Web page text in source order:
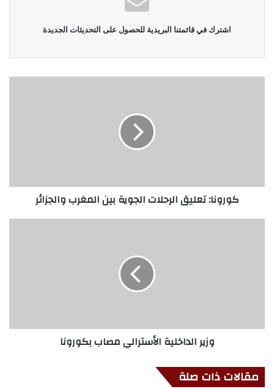
اشترك في قائمتنا البريدية للحصول على التحديثات الجديدة
كورونا: تعليق الرحلات الجوية بين المغرب والجزائر
وزير الداخلية الأسترالي مصاب بكورونا
مقالات ذات صلة